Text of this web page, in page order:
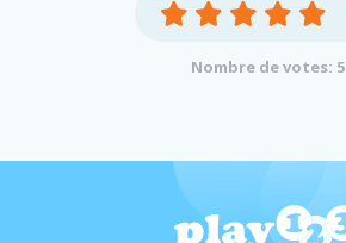
Nombre de votes: 5